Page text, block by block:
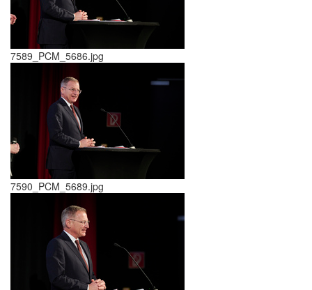
7589_PCM_5686.jpg
7590_PCM_5689.jpg